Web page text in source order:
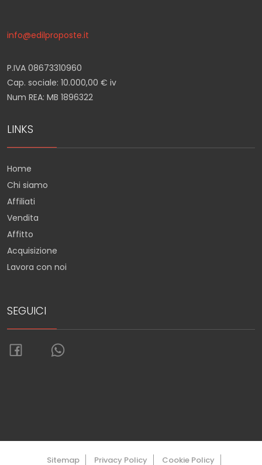
info@edilproposte.it
P.IVA 08673310960
Cap. sociale: 10.000,00 € iv
Num REA: MB 1896322
LINKS
Home
Chi siamo
Affiliati
Vendita
Affitto
Acquisizione
Lavora con noi
SEGUICI
Sitemap Privacy Policy Cookie Policy